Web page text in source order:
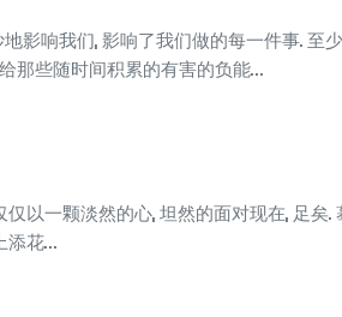
影响我们, 影响了我们做的每一件事. 至
那些随时间积累的有害的负能...
以一颗淡然的心, 坦然的面对现在, 足矣.
添花...